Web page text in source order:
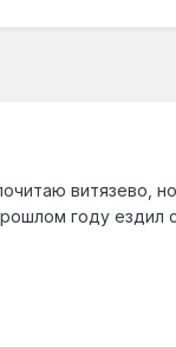
витязево,
году ездил